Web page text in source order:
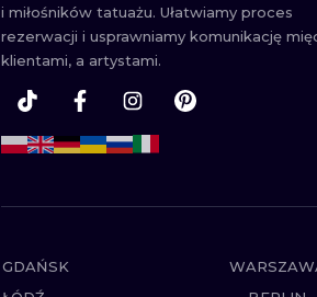
i miłośników tatuażu. Ułatwiamy proces
rezerwacji i usprawniamy komunikację
klientami, a artystami.
GDAŃSK